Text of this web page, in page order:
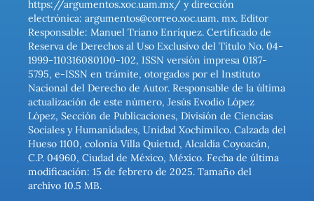
https://argumentos.xoc.uam.mx/ y dirección
electrónica: argumentos@correo.xoc.uam. mx. Editor
Responsable: Manuel Triano Enríquez. Certificado de
Reserva de Derechos al Uso Exclusivo del Título No. 04-
1999-110316080100-102, ISSN versión impresa 0187-
5795, e-ISSN en trámite, otorgados por el Instituto
Nacional del Derecho de Autor. Responsable de la última
actualización de este número, Jesús Evodio López
López, Sección de Publicaciones, División de Ciencias
Sociales y Humanidades, Unidad Xochimilco. Calzada del
Hueso 1100, colonia Villa Quietud, Alcaldía Coyoacán,
C.P. 04960, Ciudad de México, México. Fecha de última
modificación: 15 de febrero de 2025. Tamaño del
archivo 10.5 MB.